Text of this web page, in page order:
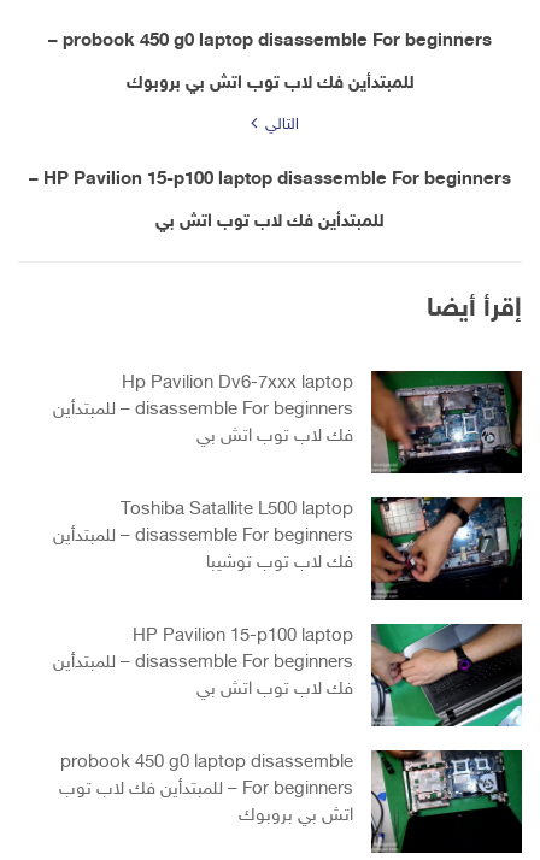
probook 450 g0 laptop disassemble For beginners –
للمبتدأين فك لاب توب اتش بي بروبوك
التالي
HP Pavilion 15-p100 laptop disassemble For beginners –
للمبتدأين فك لاب توب اتش بي
إقرأ أيضا
Hp Pavilion Dv6-7xxx laptop
disassemble For beginners – للمبتدأين
فك لاب توب اتش بي
Toshiba Satallite L500 laptop
disassemble For beginners – للمبتدأين
فك لاب توب توشيبا
HP Pavilion 15-p100 laptop
disassemble For beginners – للمبتدأين
فك لاب توب اتش بي
probook 450 g0 laptop disassemble
For beginners – للمبتدأين فك لاب توب
اتش بي بروبوك